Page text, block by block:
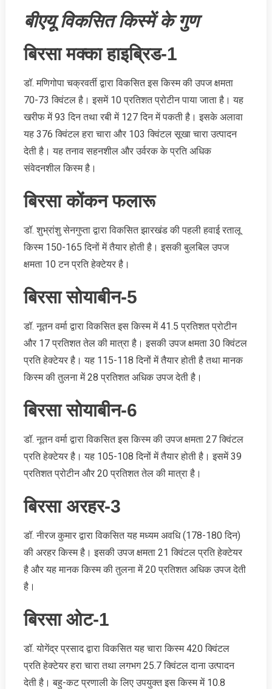
बीएयू विकसित किस्में के गुण
बिरसा मक्का हाइब्रिड-1
डॉ. मणिगोपा चक्रवर्ती द्वारा विकसित इस किस्म की उपज क्षमता
70-73 क्विंटल है। इसमें 10 प्रतिशत प्रोटीन पाया जाता है। यह
खरीफ में 93 दिन तथा रबी में 127 दिन में पकती है। इसके अलावा
यह 376 क्विंटल हरा चारा और 103 क्विंटल सूखा चारा उत्पादन
देती है। यह तनाव सहनशील और उर्वरक के प्रति अधिक
संवेदनशील किस्म है।
बिरसा कोंकन फलारू
डॉ. शुभ्रांशु सेनगुप्ता द्वारा विकसित झारखंड की पहली हवाई रतालू
किस्म 150-165 दिनों में तैयार होती है। इसकी बुलबिल उपज
क्षमता 10 टन प्रति हेक्टेयर है।
बिरसा सोयाबीन-5
डॉ. नूतन वर्मा द्वारा विकसित इस किस्म में 41.5 प्रतिशत प्रोटीन
और 17 प्रतिशत तेल की मात्रा है। इसकी उपज क्षमता 30 क्विंटल
प्रति हेक्टेयर है। यह 115-118 दिनों में तैयार होती है तथा मानक
किस्म की तुलना में 28 प्रतिशत अधिक उपज देती है।
बिरसा सोयाबीन-6
डॉ. नूतन वर्मा द्वारा विकसित इस किस्म की उपज क्षमता 27 क्विंटल
प्रति हेक्टेयर है। यह 105-108 दिनों में तैयार होती है। इसमें 39
प्रतिशत प्रोटीन और 20 प्रतिशत तेल की मात्रा है।
बिरसा अरहर-3
डॉ. नीरज कुमार द्वारा विकसित यह मध्यम अवधि (178-180 दिन)
की अरहर किस्म है। इसकी उपज क्षमता 21 क्विंटल प्रति हेक्टेयर
है और यह मानक किस्म की तुलना में 20 प्रतिशत अधिक उपज देती
है।
बिरसा ओट-1
डॉ. योगेंद्र प्रसाद द्वारा विकसित यह चारा किस्म 420 क्विंटल
प्रति हेक्टेयर हरा चारा तथा लगभग 25.7 क्विंटल दाना उत्पादन
देती है। बहु-कट प्रणाली के लिए उपयुक्त इस किस्म में 10.8